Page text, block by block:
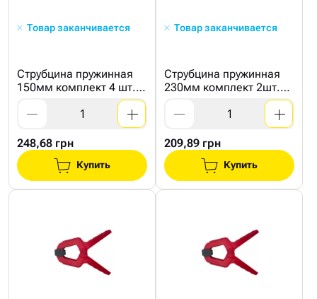
Товар заканчивается
Струбцина пружинная
150мм комплект 4 шт.
248,68 грн
Купить
Товар заканчивается
Струбцина пружинная
230мм комплект 2шт.
209,89 грн
Купить